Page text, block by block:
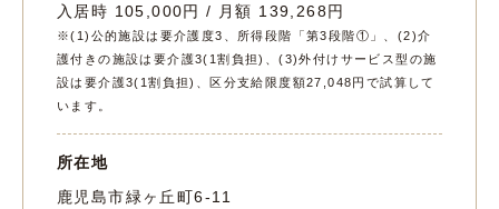
入居時 105,000円 / 月額 139,268円
※(1)公的施設は要介護度3、所得段階「第3段階①」、(2)介
護付きの施設は要介護3(1割負担)、(3)外付けサービス型の施
設は要介護3(1割負担)、区分支給限度額27,048円で試算して
います。
所在地
鹿児島市緑ヶ丘町6-11